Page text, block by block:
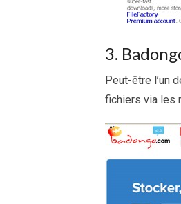
3.
Peut-être l’un
fichiers via les